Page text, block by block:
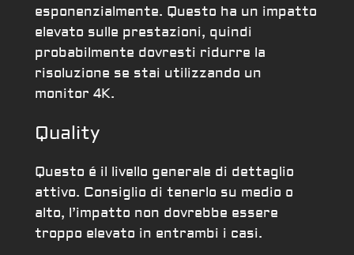
esponenzialmente. Questo ha un impatto
elevato sulle prestazioni, quindi
probabilmente dovresti ridurre la
risoluzione se stai utilizzando un
monitor 4K.
Quality
Questo é il livello generale di dettaglio
attivo. Consiglio di tenerlo su medio o
alto, l’impatto non dovrebbe essere
troppo elevato in entrambi i casi.